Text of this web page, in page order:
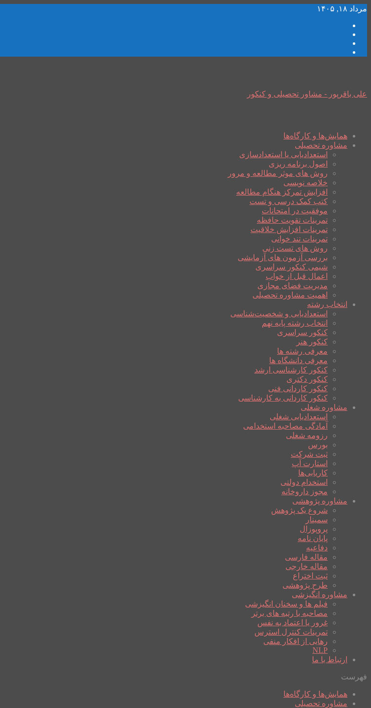
مرداد ۱۸, ۱۴۰۵
علی باقرپور - مشاور تحصیلی و کنکور
همایش‌ها و کارگاه‌ها
مشاوره تحصیلی
استعدادیابی یا استعدادسازی
اصول برنامه ریزی
روش های موثر مطالعه و مرور
خلاصه نویسی
افزایش تمرکز هنگام مطالعه
کتب کمک درسی و تست
موفقیت در امتحانات
تمرینات تقویت حافظه
تمرینات افزایش خلاقیت
تمرینات تند خوانی
روش های تست زنی
بررسی آزمون های آزمایشی
شیمی کنکور سراسری
اعمال قبل از خواب
مدیریت فضای مجازی
اهمیت مشاوره تحصیلی
انتخاب رشته
استعدادیابی و شخصیت‌شناسی
انتخاب رشته پایه نهم
کنکور سراسری
کنکور هنر
معرفی رشته ها
معرفی دانشگاه ها
کنکور کارشناسی ارشد
کنکور دکتری
کنکور کاردانی فنی
کنکور کاردانی به کارشناسی
مشاوره شغلی
استعدادیابی شغلی
آمادگی مصاحبه استخدامی
رزومه شغلی
بورس
ثبت شرکت
استارت آپ
کاریابی‌ها
استخدام دولتی
مجوز داروخانه
مشاوره پژوهشی
شروع یک پژوهش
سمینار
پروپوزال
پایان نامه
دفاعیه
مقاله فارسی
مقاله خارجی
ثبت اختراع
طرح پژوهشی
مشاوره انگیزشی
فیلم ها و سخنان انگیزشی
مصاحبه با رتبه های برتر
غرور یا اعتماد به نفس
تمرینات کنترل استرس
رهایی از افکار منفی
NLP
ارتباط با ما
فهرست
همایش‌ها و کارگاه‌ها
مشاوره تحصیلی